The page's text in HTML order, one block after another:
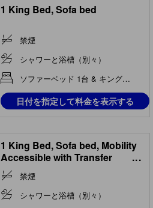
1 King Bed, Sofa bed
禁煙
シャワーと浴槽（別々）
ソファーベッド 1台 & キングベッド 1台
日付を指定して料金を表示する
1 King Bed, Sofa bed, Mobility
Accessible with Transfer
Shower, Mobility Accessible
with Roll-In Sho
...
禁煙
シャワーと浴槽（別々）